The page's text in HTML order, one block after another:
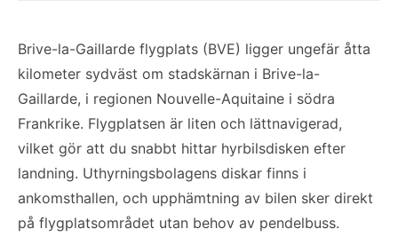
Brive-la-Gaillarde flygplats (BVE) ligger ungefär åtta
kilometer sydväst om stadskärnan i Brive-la-
Gaillarde, i regionen Nouvelle-Aquitaine i södra
Frankrike. Flygplatsen är liten och lättnavigerad,
vilket gör att du snabbt hittar hyrbilsdisken efter
landning. Uthyrningsbolagens diskar finns i
ankomsthallen, och upphämtning av bilen sker direkt
på flygplatsområdet utan behov av pendelbuss.